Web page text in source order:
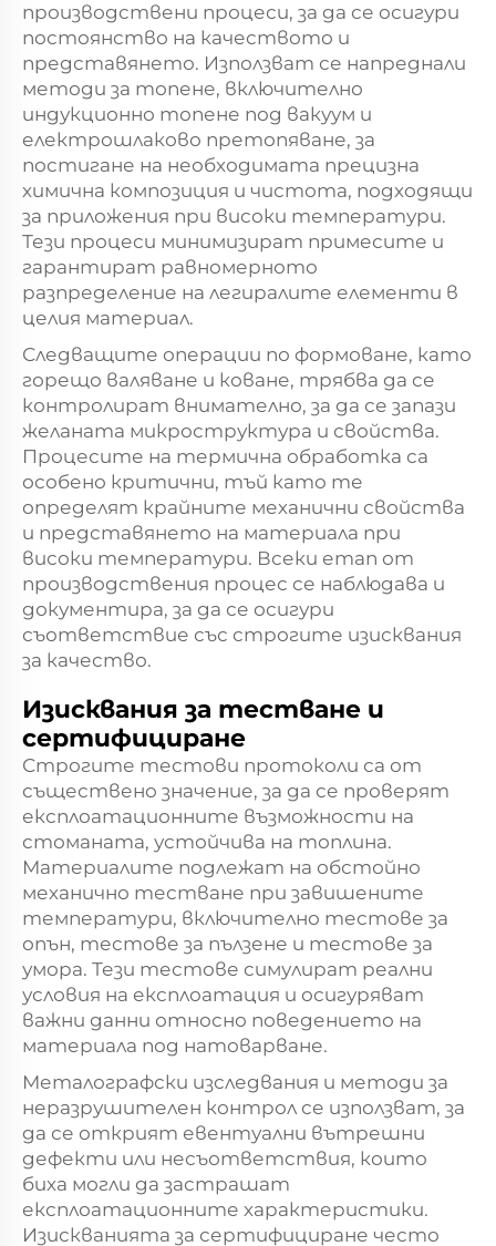
производствени процеси, за да се осигури
постоянство на качеството и
представянето. Използват се напреднали
методи за топене, включително
индукционно топене под вакуум и
електрошлаково претопяване, за
постигане на необходимата прецизна
химична композиция и чистота, подходящи
за приложения при високи температури.
Тези процеси минимизират примесите и
гарантират равномерното
разпределение на легиралите елементи в
целия материал.
Следващите операции по формоване, като
горещо валяване и коване, трябва да се
контролират внимателно, за да се запази
желаната микроструктура и свойства.
Процесите на термична обработка са
особено критични, тъй като те
определят крайните механични свойства
и представянето на материала при
високи температури. Всеки етап от
производствения процес се наблюдава и
документира, за да се осигури
съответствие със строгите изисквания
за качество.
Изисквания за тестване и
сертифициране
Строгите тестови протоколи са от
съществено значение, за да се проверят
експлоатационните възможности на
стоманата, устойчива на топлина.
Материалите подлежат на обстойно
механично тестване при завишените
температури, включително тестове за
опън, тестове за пълзене и тестове за
умора. Тези тестове симулират реални
условия на експлоатация и осигуряват
важни данни относно поведението на
материала под натоварване.
Металографски изследвания и методи за
неразрушителен контрол се използват, за
да се открият евентуални вътрешни
дефекти или несъответствия, които
биха могли да застрашат
експлоатационните характеристики.
Изискванията за сертифициране често